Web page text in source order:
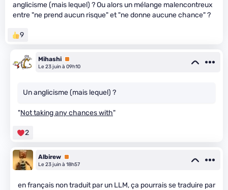
anglicisme (mais lequel) ? Ou alors un mélange malencontreux
entre "ne prend aucun risque" et "ne donne aucune chance" ?
9
Mihashi Premium
Le 23 juin à 09h10
Un anglicisme (mais lequel) ?
"Not taking any chances with"
2
Albirew Premium
Le 23 juin à 18h57
en français non traduit par un LLM, ça pourrais se traduire par